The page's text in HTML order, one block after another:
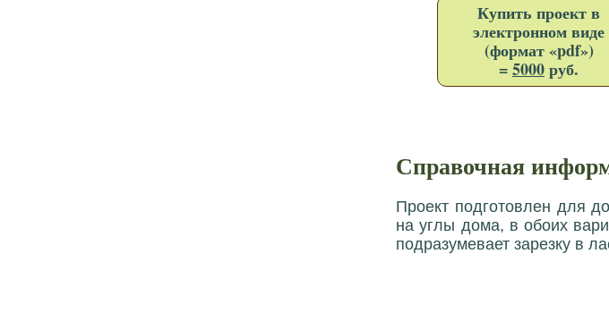
Купить проект в
электронном виде
(формат «pdf»)
=5000руб.
Справочная
Проект подготовлен для
на углы дома, в обоих
подразумевает зарезку в